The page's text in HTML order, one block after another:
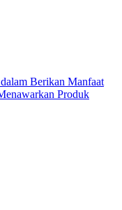
Berikan Manfaat
Produk